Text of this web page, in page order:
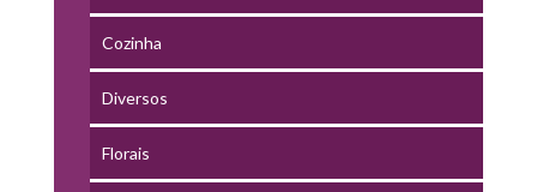
Cozinha
Diversos
Florais